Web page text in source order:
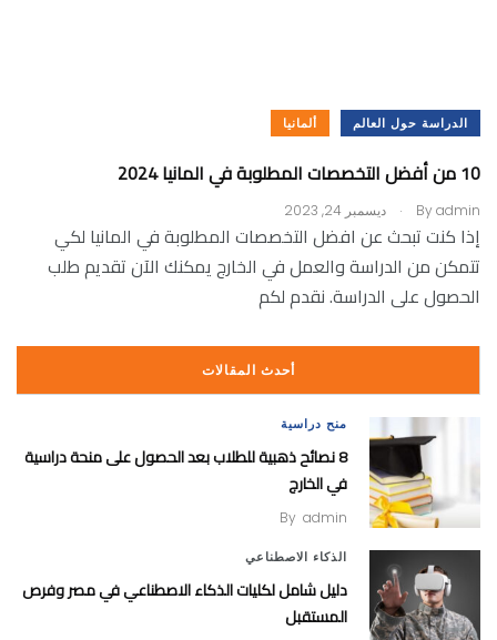
الدراسة حول العالم ألمانيا
10 من أفضل التخصصات المطلوبة في المانيا 2024
By admin
. ديسمبر 24, 2023
إذا كنت تبحث عن افضل التخصصات المطلوبة في المانيا لكي
تتمكن من الدراسة والعمل في الخارج يمكنك الآن تقديم طلب
الحصول على الدراسة. نقدم لكم
أحدث المقالات
منح دراسية
8 نصائح ذهبية للطلاب بعد الحصول على منحة دراسية
في الخارج
By admin
الذكاء الاصطناعي
دليل شامل لكليات الذكاء الاصطناعي في مصر وفرص
المستقبل